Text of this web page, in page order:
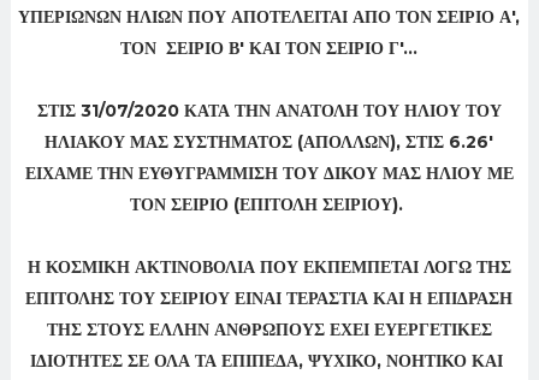
ΥΠΕΡΙΩΝΩΝ ΗΛΙΩΝ ΠΟΥ ΑΠΟΤΕΛΕΙΤΑΙ ΑΠΟ ΤΟΝ ΣΕΙΡΙΟ Α',
ΤΟΝ ΣΕΙΡΙΟ Β' ΚΑΙ ΤΟΝ ΣΕΙΡΙΟ Γ'...
ΣΤΙΣ 31/07/2020 ΚΑΤΑ ΤΗΝ ΑΝΑΤΟΛΗ ΤΟΥ ΗΛΙΟΥ ΤΟΥ
ΗΛΙΑΚΟΥ ΜΑΣ ΣΥΣΤΗΜΑΤΟΣ (ΑΠΟΛΛΩΝ), ΣΤΙΣ 6.26'
ΕΙΧΑΜΕ ΤΗΝ ΕΥΘΥΓΡΑΜΜΙΣΗ ΤΟΥ ΔΙΚΟΥ ΜΑΣ ΗΛΙΟΥ ΜΕ
ΤΟΝ ΣΕΙΡΙΟ (ΕΠΙΤΟΛΗ ΣΕΙΡΙΟΥ).
Η ΚΟΣΜΙΚΗ ΑΚΤΙΝΟΒΟΛΙΑ ΠΟΥ ΕΚΠΕΜΠΕΤΑΙ ΛΟΓΩ ΤΗΣ
ΕΠΙΤΟΛΗΣ ΤΟΥ ΣΕΙΡΙΟΥ ΕΙΝΑΙ ΤΕΡΑΣΤΙΑ ΚΑΙ Η ΕΠΙΔΡΑΣΗ
ΤΗΣ ΣΤΟΥΣ ΕΛΛΗΝ ΑΝΘΡΩΠΟΥΣ ΕΧΕΙ ΕΥΕΡΓΕΤΙΚΕΣ
ΙΔΙΟΤΗΤΕΣ ΣΕ ΟΛΑ ΤΑ ΕΠΙΠΕΔΑ, ΨΥΧΙΚΟ, ΝΟΗΤΙΚΟ ΚΑΙ